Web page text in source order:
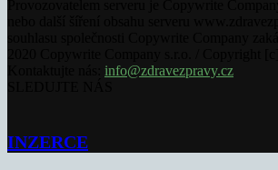
info@zdravezpravy.cz
INZERCE